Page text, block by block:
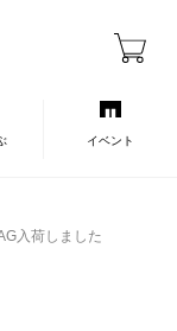
イベント
入荷しました